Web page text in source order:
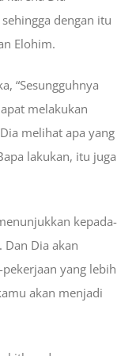
dengan itu
Elohim.
“Sesungguhnya
melakukan
melihat apa yang
lakukan, itu juga
kepada-
Dan Dia akan
yang lebih
akan menjadi